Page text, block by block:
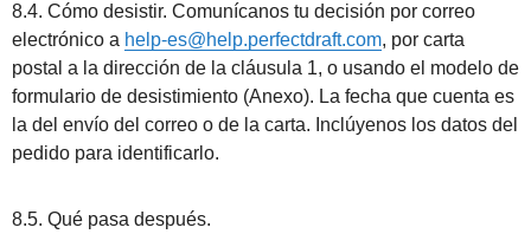
8.4. Cómo desistir. Comunícanos tu decisión por correo
electrónico a help-es@help.perfectdraft.com, por carta
postal a la dirección de la cláusula 1, o usando el modelo de
formulario de desistimiento (Anexo). La fecha que cuenta es
la del envío del correo o de la carta. Inclúyenos los datos del
pedido para identificarlo.
8.5. Qué pasa después.